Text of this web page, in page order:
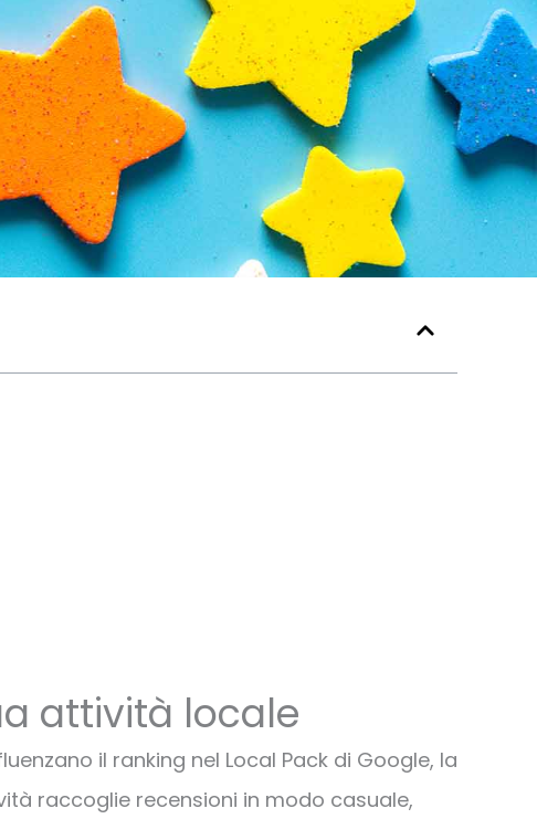
attività locale
il ranking nel Local Pack di Google, la
raccoglie recensioni in modo casuale,